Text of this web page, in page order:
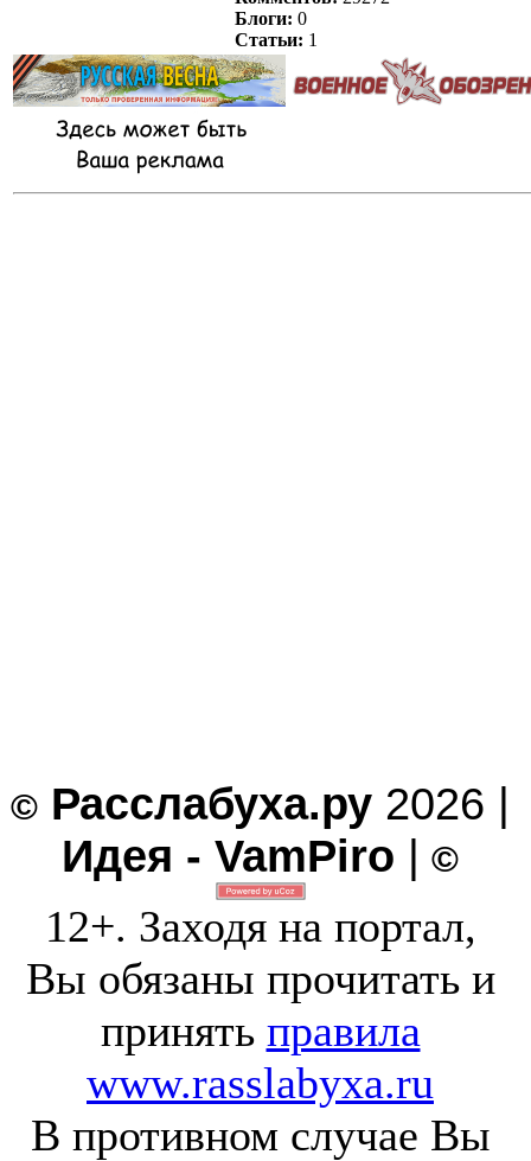
Блоги: 0
Статьи: 1
© Расслабуха.ру 2026 |
Идея - VamPiro | ©
12+. Заходя на портал,
Вы обязаны прочитать и
принять правила
www.rasslabyxa.ru
В противном случае Вы